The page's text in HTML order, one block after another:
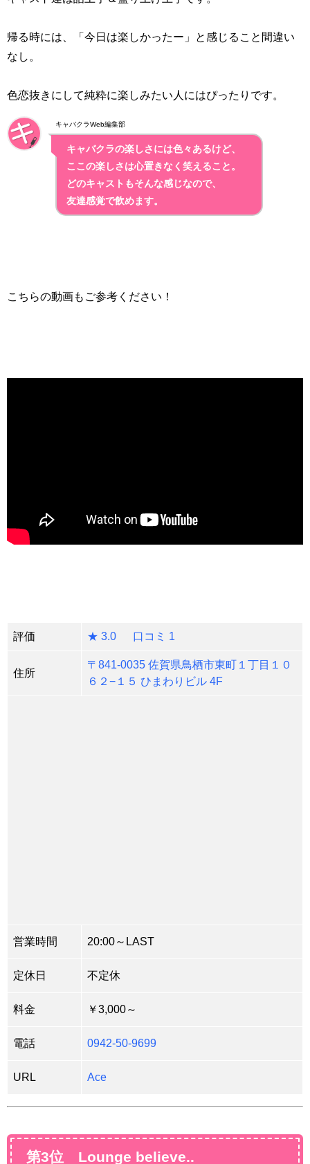
帰る時には、「今日は楽しかったー」と感じること間違い
なし。
色恋抜きにして純粋に楽しみたい人にはぴったりです。
キャバクラWeb編集部
キャバクラの楽しさには色々あるけど、
ここの楽しさは心置きなく笑えること。
どのキャストもそんな感じなので、
友達感覚で飲めます。
こちらの動画もご参考ください！
評価 ★ 3.0 口コミ 1
住所
〒841-0035 佐賀県鳥栖市東町１丁目１０
６２−１５ ひまわりビル 4F
営業時間 20:00～LAST
定休日 不定休
料金 ￥3,000～
電話 0942-50-9699
URL Ace
第3位 Lounge believe..